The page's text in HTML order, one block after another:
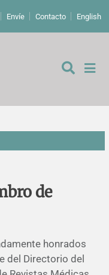
Envíe Contacto English
de
honrados
del Directorio del